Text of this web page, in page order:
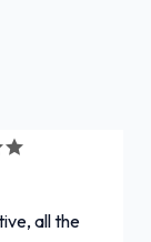
all the